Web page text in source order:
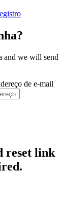
and we will
de e-mail
reset link